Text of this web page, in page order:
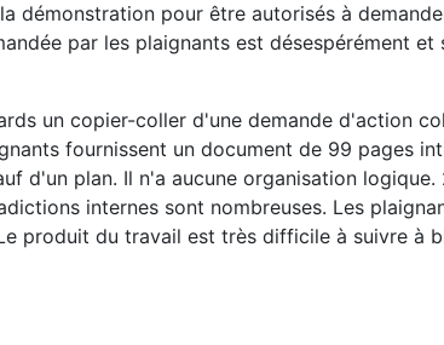
démonstration pour être autorisés à
par les plaignants est désespérément et
un copier-coller d'une demande d'action
fournissent un document de 99 pages
d'un plan. Il n'a aucune organisation logique.
internes sont nombreuses. Les
produit du travail est très difficile à suivre à